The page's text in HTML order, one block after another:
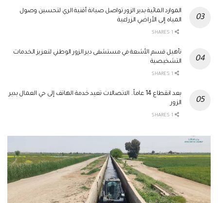
الموارد المائية بدير الزور تواصل صيانة أقنية الري لتحسين وصول
المياه إلى الأراضي الزراعية
تأهيل قسم الأشعة في مستشفى دير الزور الوطني لتعزيز الخدمات
التشخيصية
بعد انقطاع 14 عاماً.. الاتصالات تعيد خدمة الهاتف إلى حي العمال بدير
الزور